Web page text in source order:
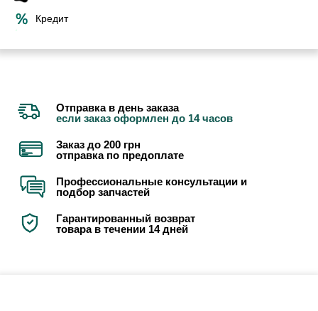
Кредит
Отправка в день заказа
если заказ оформлен до 14 часов
Заказ до 200 грн
отправка по предоплате
Профессиональные консультации и
подбор запчастей
Гарантированный возврат
товара в течении 14 дней